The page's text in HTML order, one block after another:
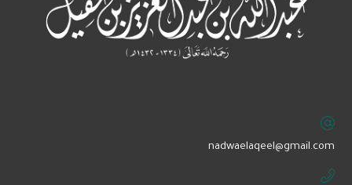
‏nadwaelaqeel@gmail.com